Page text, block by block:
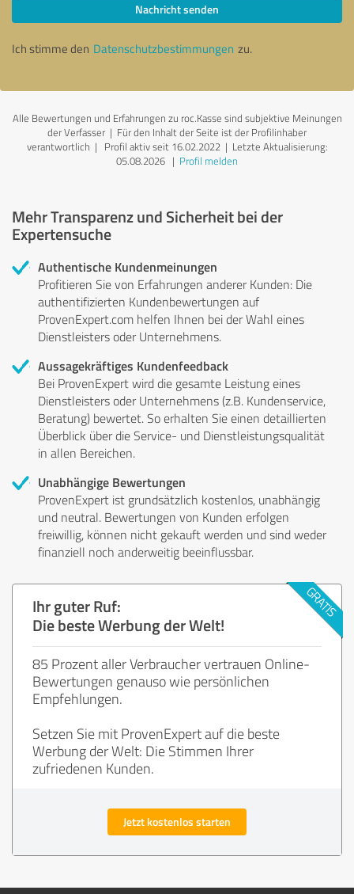
Nachricht senden
Ich stimme den Datenschutzbestimmungen zu.
Alle Bewertungen und Erfahrungen zu roc.Kasse sind subjektive Meinungen
der Verfasser | Für den Inhalt der Seite ist der Profilinhaber
verantwortlich | Profil aktiv seit 16.02.2022 | Letzte Aktualisierung:
05.08.2026 | Profil melden
Mehr Transparenz und Sicherheit bei der
Expertensuche
Authentische Kundenmeinungen
Profitieren Sie von Erfahrungen anderer Kunden: Die
authentifizierten Kundenbewertungen auf
ProvenExpert.com helfen Ihnen bei der Wahl eines
Dienstleisters oder Unternehmens.
Aussagekräftiges Kundenfeedback
Bei ProvenExpert wird die gesamte Leistung eines
Dienstleisters oder Unternehmens (z.B. Kundenservice,
Beratung) bewertet. So erhalten Sie einen detaillierten
Überblick über die Service- und Dienstleistungsqualität
in allen Bereichen.
Unabhängige Bewertungen
ProvenExpert ist grundsätzlich kostenlos, unabhängig
und neutral. Bewertungen von Kunden erfolgen
freiwillig, können nicht gekauft werden und sind weder
finanziell noch anderweitig beeinflussbar.
Ihr guter Ruf:
Die beste Werbung der Welt!
85 Prozent aller Verbraucher vertrauen Online-
Bewertungen genauso wie persönlichen
Empfehlungen.
Setzen Sie mit ProvenExpert auf die beste
Werbung der Welt: Die Stimmen Ihrer
zufriedenen Kunden.
Jetzt kostenlos starten